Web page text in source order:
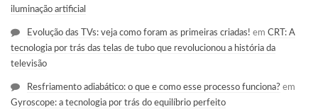
iluminação artificial
Evolução das TVs: veja como foram as primeiras criadas! em CRT: A
tecnologia por trás das telas de tubo que revolucionou a história da
televisão
Resfriamento adiabático: o que e como esse processo funciona? em
Gyroscope: a tecnologia por trás do equilíbrio perfeito